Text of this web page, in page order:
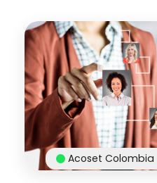
Acoset Colombia